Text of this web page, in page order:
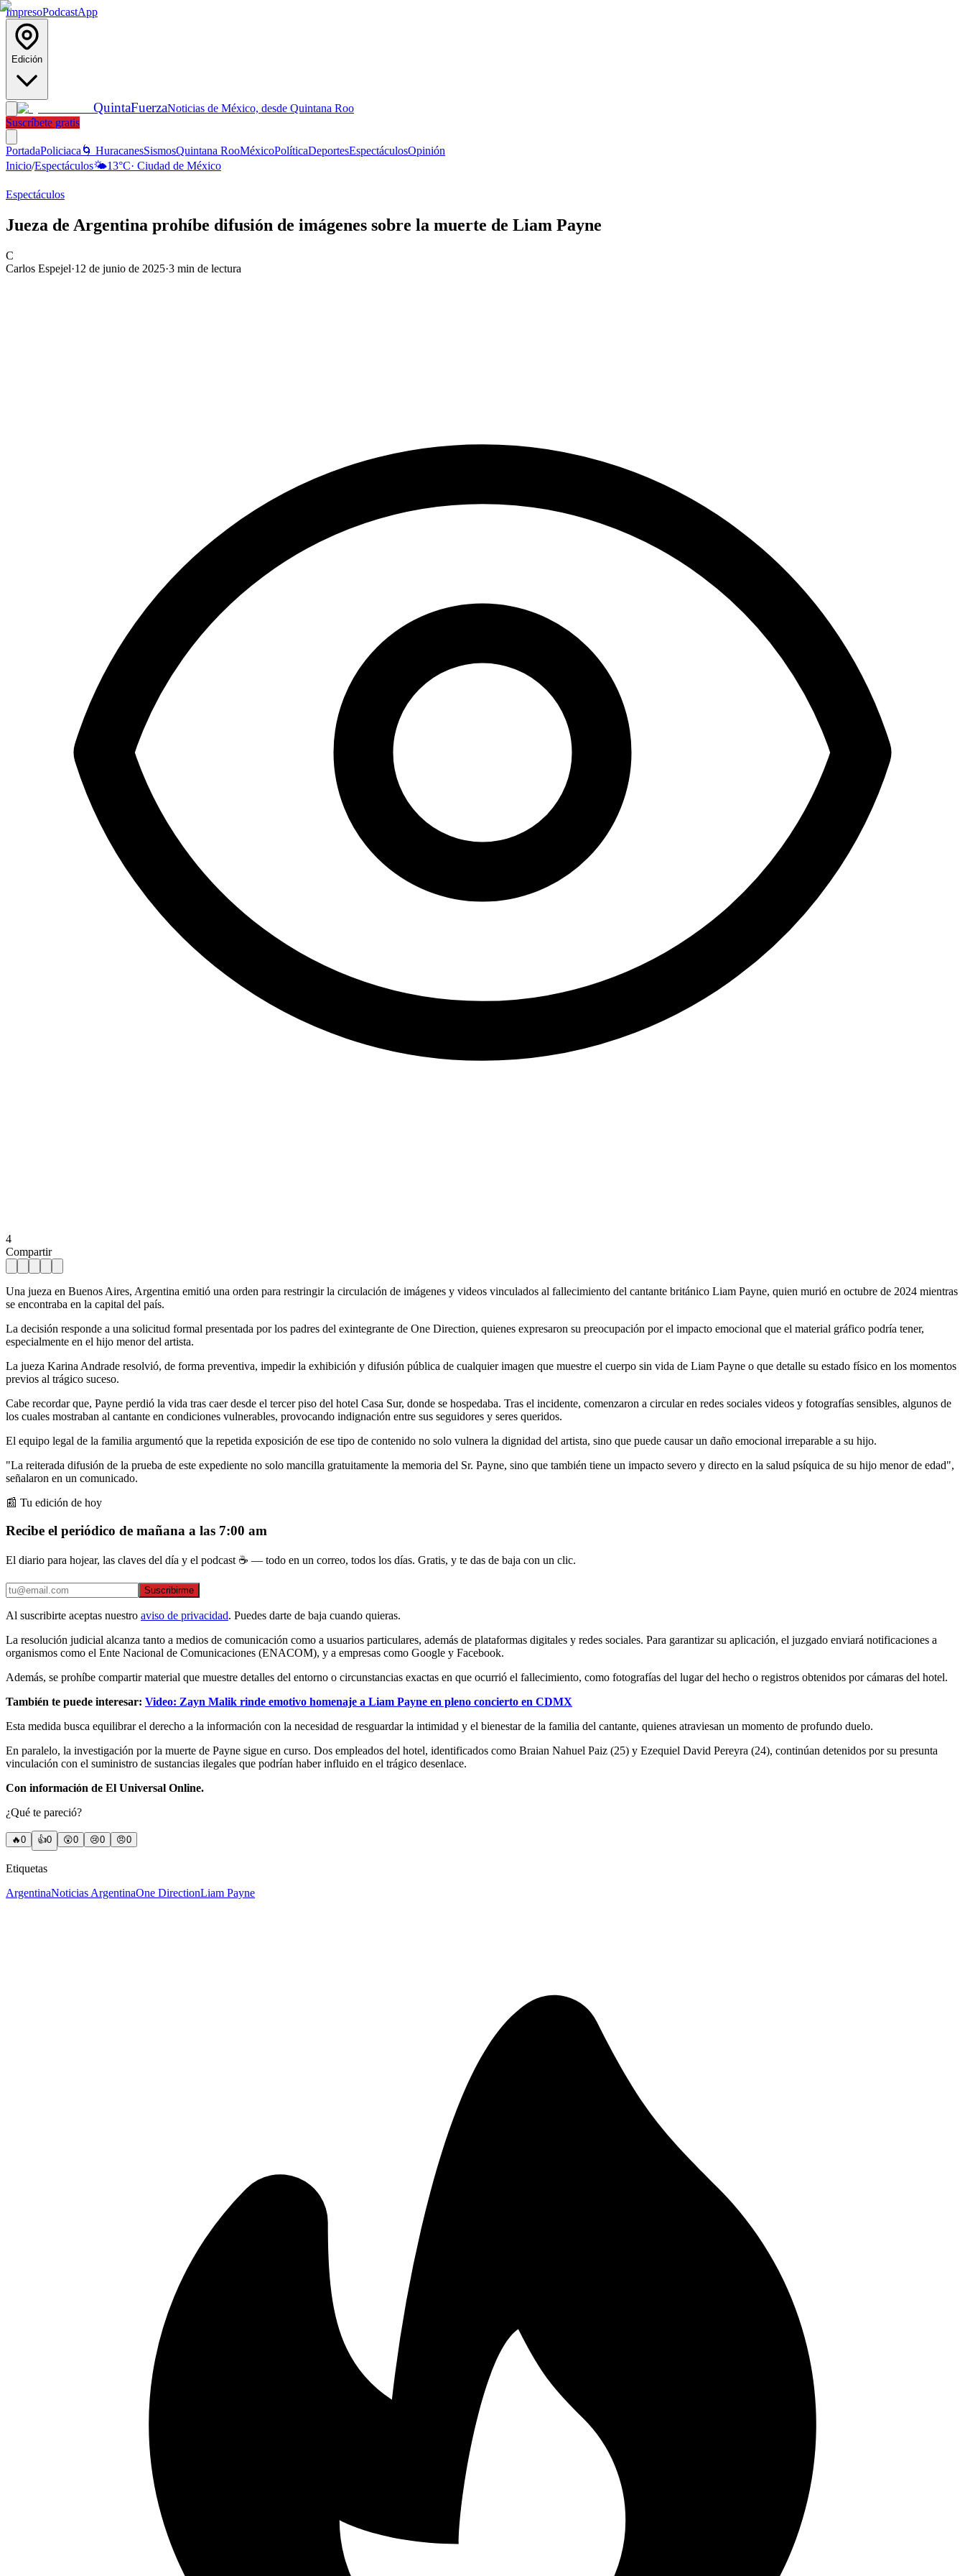
ImpresoPodcastApp
Edición
QuintaFuerzaNoticias de México, desde Quintana Roo
Suscríbete gratis
PortadaPoliciaca 🌀 HuracanesSismosQuintana RooMéxicoPolíticaDeportesEspectáculosOpinión
Inicio/Espectáculos🌤️13°C· Ciudad de México
Espectáculos
Jueza de Argentina prohíbe difusión de imágenes sobre la muerte de Liam Payne
C
Carlos Espejel·12 de junio de 2025·3 min de lectura
4
Compartir
Una jueza en Buenos Aires, Argentina emitió una orden para restringir la circulación de imágenes y videos vinculados al fallecimiento del cantante británico Liam Payne, quien murió en octubre de 2024 mientras
se encontraba en la capital del país.
La decisión responde a una solicitud formal presentada por los padres del exintegrante de One Direction, quienes expresaron su preocupación por el impacto emocional que el material gráfico podría tener,
especialmente en el hijo menor del artista.
La jueza Karina Andrade resolvió, de forma preventiva, impedir la exhibición y difusión pública de cualquier imagen que muestre el cuerpo sin vida de Liam Payne o que detalle su estado físico en los momentos
previos al trágico suceso.
Cabe recordar que, Payne perdió la vida tras caer desde el tercer piso del hotel Casa Sur, donde se hospedaba. Tras el incidente, comenzaron a circular en redes sociales videos y fotografías sensibles, algunos de
los cuales mostraban al cantante en condiciones vulnerables, provocando indignación entre sus seguidores y seres queridos.
El equipo legal de la familia argumentó que la repetida exposición de ese tipo de contenido no solo vulnera la dignidad del artista, sino que puede causar un daño emocional irreparable a su hijo.
"La reiterada difusión de la prueba de este expediente no solo mancilla gratuitamente la memoria del Sr. Payne, sino que también tiene un impacto severo y directo en la salud psíquica de su hijo menor de edad",
señalaron en un comunicado.
📰 Tu edición de hoy
Recibe el periódico de mañana a las 7:00 am
El diario para hojear, las claves del día y el podcast ☕ — todo en un correo, todos los días. Gratis, y te das de baja con un clic.
Suscribirme
Al suscribirte aceptas nuestro aviso de privacidad. Puedes darte de baja cuando quieras.
La resolución judicial alcanza tanto a medios de comunicación como a usuarios particulares, además de plataformas digitales y redes sociales. Para garantizar su aplicación, el juzgado enviará notificaciones a
organismos como el Ente Nacional de Comunicaciones (ENACOM), y a empresas como Google y Facebook.
Además, se prohíbe compartir material que muestre detalles del entorno o circunstancias exactas en que ocurrió el fallecimiento, como fotografías del lugar del hecho o registros obtenidos por cámaras del hotel.
También te puede interesar: Video: Zayn Malik rinde emotivo homenaje a Liam Payne en pleno concierto en CDMX
Esta medida busca equilibrar el derecho a la información con la necesidad de resguardar la intimidad y el bienestar de la familia del cantante, quienes atraviesan un momento de profundo duelo.
En paralelo, la investigación por la muerte de Payne sigue en curso. Dos empleados del hotel, identificados como Braian Nahuel Paiz (25) y Ezequiel David Pereyra (24), continúan detenidos por su presunta
vinculación con el suministro de sustancias ilegales que podrían haber influido en el trágico desenlace.
Con información de El Universal Online.
¿Qué te pareció?
🔥0 👍0 😲0 😢0 😠0
Etiquetas
ArgentinaNoticias ArgentinaOne DirectionLiam Payne